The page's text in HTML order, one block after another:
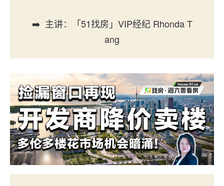
➡️ 主讲：「51找房」VIP经纪 Rhonda T
ang